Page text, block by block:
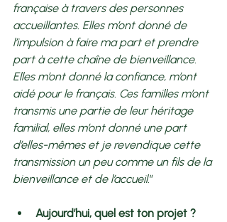
française à travers des personnes
accueillantes. Elles m’ont donné de
l’impulsion à faire ma part et prendre
part à cette chaîne de bienveillance.
Elles m’ont donné la confiance, m’ont
aidé pour le français. Ces familles m’ont
transmis une partie de leur héritage
familial, elles m’ont donné une part
d’elles-mêmes et je revendique cette
transmission un peu comme un fils de la
bienveillance et de l’accueil.”
Aujourd’hui, quel est ton projet ?